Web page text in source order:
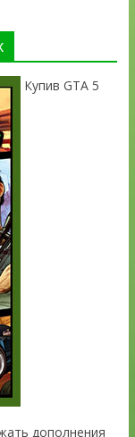
Купив GTA 5
дополнения